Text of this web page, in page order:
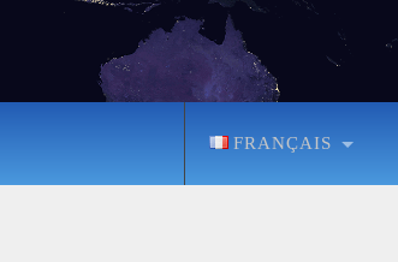
FRANÇAIS